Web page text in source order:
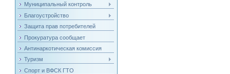
Муниципальный контроль
Благоустройство
Защита прав потребителей
Прокуратура сообщает
Антинаркотическая комиссия
Туризм
Спорт и ВФСК ГТО